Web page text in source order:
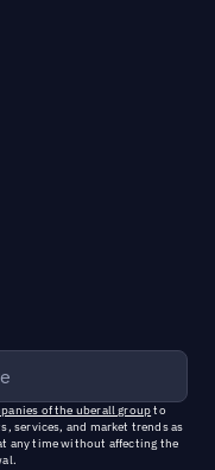
of the uberall groupto
services, and market trends as
any time without affecting the